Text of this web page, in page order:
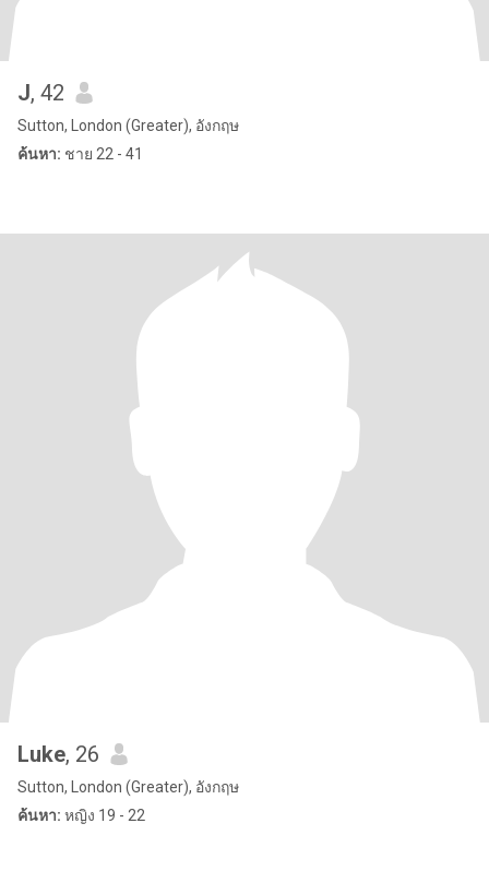
J, 42
Sutton, London (Greater), อังกฤษ
ค้นหา: ชาย 22 - 41
Luke, 26
Sutton, London (Greater), อังกฤษ
ค้นหา: หญิง 19 - 22